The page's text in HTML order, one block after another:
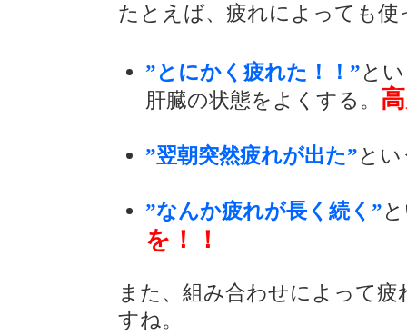
たとえば、疲れによっても
”とにかく疲れた！！”と
肝臓の状態をよくする。
”翌朝突然疲れが出た”と
”なんか疲れが長く続く”
を！！
また、組み合わせによって
すね。